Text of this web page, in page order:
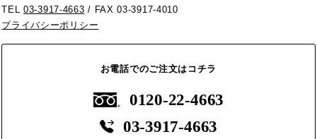
TEL03-3917-4663 / FAX 03-3917-4010
プライバシーポリシー
お電話でのご注文はコチラ
0120-22-4663
03-3917-4663